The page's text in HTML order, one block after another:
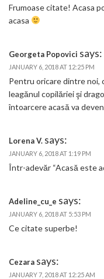
Frumoase citate! Acasa
acasa
Georgeta Popovici says:
JANUARY 6, 2018 AT 12:25 PM
Pentru oricare dintre noi,
leagănul copilăriei şi
întoarcere acasă va
Lorena V. says:
JANUARY 6, 2018 AT 1:19 PM
Într-adevăr “Acasă este
Adeline_cu_e says:
JANUARY 6, 2018 AT 5:53 PM
Ce citate superbe!
Cezara says:
JANUARY 7, 2018 AT 12:25 AM